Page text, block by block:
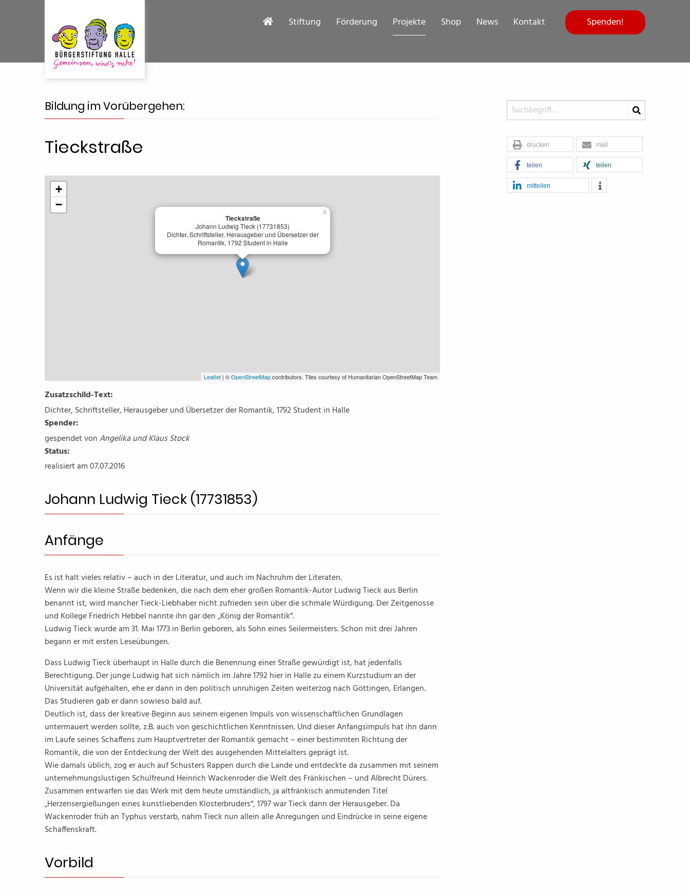
Spenden!
Stiftung Förderung Projekte Shop News Kontakt
Bildung im Vorübergehen:
Tieckstraße
Tieckstraße
Johann Ludwig Tieck (17731853)
Dichter, Schriftsteller, Herausgeber und Übersetzer der
Romantik, 1792 Student in Halle
×
+
−
Leaflet | ©OpenStreetMapcontributors. Tiles courtesy of Humanitarian OpenStreetMap Team
Zusatzschild-Text:
Dichter, Schriftsteller, Herausgeber und Übersetzer der Romantik, 1792 Student in Halle
Spender:
gespendet vonAngelika und Klaus Stock
Status:
realisiert am 07.07.2016
Johann Ludwig Tieck (17731853)
Anfänge
Es ist halt vieles relativ – auch in der Literatur, und auch im Nachruhm der Literaten.
Wenn wir die kleine Straße bedenken, die nach dem eher großen Romantik-Autor Ludwig Tieck aus Berlin
benannt ist, wird mancher Tieck-Liebhaber nicht zufrieden sein über die schmale Würdigung. Der Zeitgenosse
und Kollege Friedrich Hebbel nannte ihn gar den „König der Romantik“.
Ludwig Tieck wurde am 31. Mai 1773 in Berlin geboren, als Sohn eines Seilermeisters. Schon mit drei Jahren
begann er mit ersten Leseübungen.
Dass Ludwig Tieck überhaupt in Halle durch die Benennung einer Straße gewürdigt ist, hat jedenfalls
Berechtigung. Der junge Ludwig hat sich nämlich im Jahre 1792 hier in Halle zu einem Kurzstudium an der
Universität aufgehalten, ehe er dann in den politisch unruhigen Zeiten weiterzog nach Göttingen, Erlangen.
Das Studieren gab er dann sowieso bald auf.
Deutlich ist, dass der kreative Beginn aus seinem eigenen Impuls von wissenschaftlichen Grundlagen
untermauert werden sollte, z.B. auch von geschichtlichen Kenntnissen. Und dieser Anfangsimpuls hat ihn dann
im Laufe seines Schaffens zum Hauptvertreter der Romantik gemacht – einer bestimmten Richtung der
Romantik, die von der Entdeckung der Welt des ausgehenden Mittelalters geprägt ist.
Wie damals üblich, zog er auch auf Schusters Rappen durch die Lande und entdeckte da zusammen mit seinem
unternehmungslustigen Schulfreund Heinrich Wackenroder die Welt des Fränkischen – und Albrecht Dürers.
Zusammen entwarfen sie das Werk mit dem heute umständlich, ja altfränkisch anmutenden Titel
„Herzensergießungen eines kunstliebenden Klosterbruders“, 1797 war Tieck dann der Herausgeber. Da
Wackenroder früh an Typhus verstarb, nahm Tieck nun allein alle Anregungen und Eindrücke in seine eigene
Schaffenskraft.
Vorbild
drucken mail
teilen teilen
mitteilen